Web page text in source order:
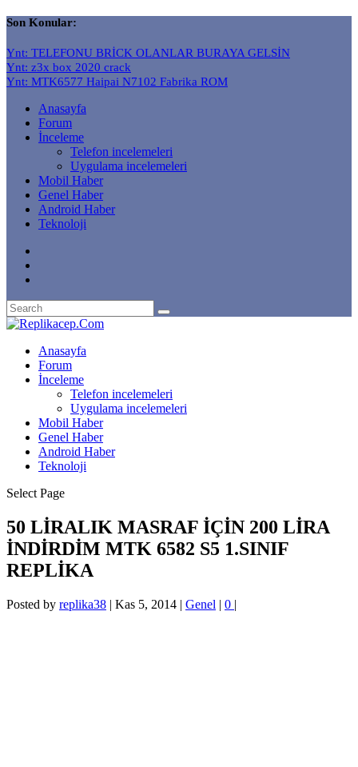
Son Konular:
Ynt: TELEFONU BRİCK OLANLAR BURAYA GELSİN
Ynt: z3x box 2020 crack
Ynt: MTK6577 Haipai N7102 Fabrika ROM
Anasayfa
Forum
İnceleme
Telefon incelemeleri
Uygulama incelemeleri
Mobil Haber
Genel Haber
Android Haber
Teknoloji
Anasayfa
Forum
İnceleme
Telefon incelemeleri
Uygulama incelemeleri
Mobil Haber
Genel Haber
Android Haber
Teknoloji
Select Page
50 LİRALIK MASRAF İÇİN 200 LİRA
İNDİRDİM MTK 6582 S5 1.SINIF
REPLİKA
Posted by replika38 | Kas 5, 2014 | Genel | 0 |